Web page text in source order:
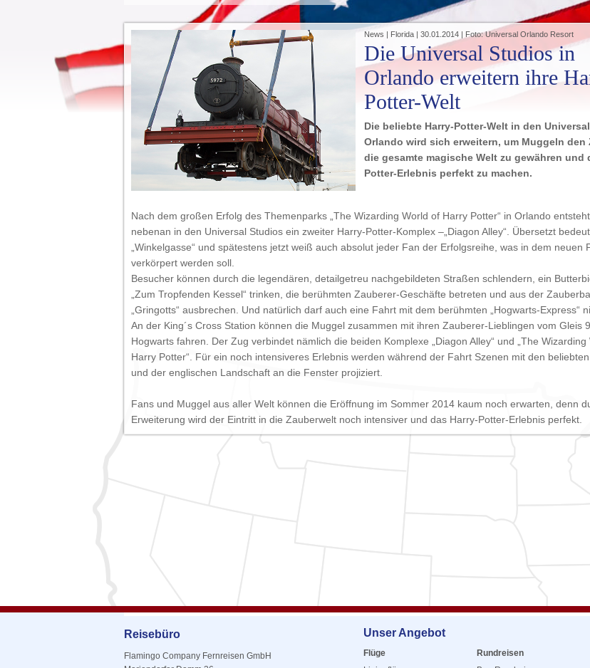
News | Florida | 30.01.2014 | Foto: Universal Orlando Resort
Die Universal Studios in
Orlando erweitern ihre
Potter-Welt
Die beliebte Harry-Potter-Welt in den
Orlando wird sich erweitern, um Muggeln den
die gesamte magische Welt zu gewähren und
Potter-Erlebnis perfekt zu machen.
Nach dem großen Erfolg des Themenparks „The Wizarding World of Harry Potter“ in Orlando
nebenan in den Universal Studios ein zweiter Harry-Potter-Komplex –„Diagon Alley“. Übersetzt
„Winkelgasse“ und spätestens jetzt weiß auch absolut jeder Fan der Erfolgsreihe, was in dem neuen
verkörpert werden soll.
Besucher können durch die legendären, detailgetreu nachgebildeten Straßen schlendern, ein
„Zum Tropfenden Kessel“ trinken, die berühmten Zauberer-Geschäfte betreten und aus der
„Gringotts“ ausbrechen. Und natürlich darf auch eine Fahrt mit dem berühmten „Hogwarts-Express“
An der King´s Cross Station können die Muggel zusammen mit ihren Zauberer-Lieblingen vom Gleis
Hogwarts fahren. Der Zug verbindet nämlich die beiden Komplexe „Diagon Alley“ und „The Wizarding
Harry Potter“. Für ein noch intensiveres Erlebnis werden während der Fahrt Szenen mit den
und der englischen Landschaft an die Fenster projiziert.
Fans und Muggel aus aller Welt können die Eröffnung im Sommer 2014 kaum noch erwarten, denn
Erweiterung wird der Eintritt in die Zauberwelt noch intensiver und das Harry-Potter-Erlebnis perfekt.
Reisebüro
Flamingo Company Fernreisen GmbH
Unser Angebot
Flüge
Rundreisen